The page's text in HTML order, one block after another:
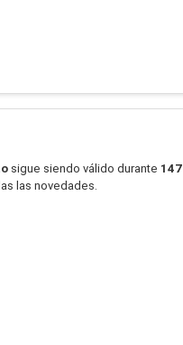
sigue siendo válido durante 147
las novedades.